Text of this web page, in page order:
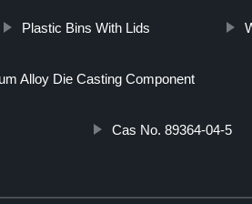
Plastic Bins With Lids
Alloy Die Casting Component
Cas No. 89364-04-5